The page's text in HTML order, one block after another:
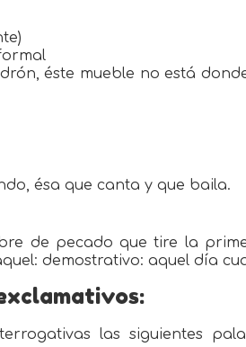
éste mueble no está
ésa que canta y que baila.
de pecado que tire la
demostrativo: aquel día
las siguientes